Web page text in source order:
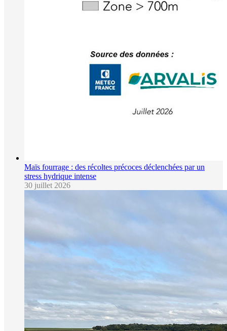
Maïs fourrage : des récoltes précoces déclenchées par un
stress hydrique intense
30 juillet 2026